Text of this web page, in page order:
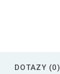
DOTAZY (0)